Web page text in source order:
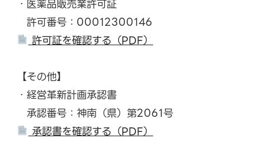
・医薬品販売業許可証
許可番号：00012300146
許可証を確認する（PDF）
【その他】
・経営革新計画承認書
承認番号：神南（県）第2061号
承認書を確認する（PDF）